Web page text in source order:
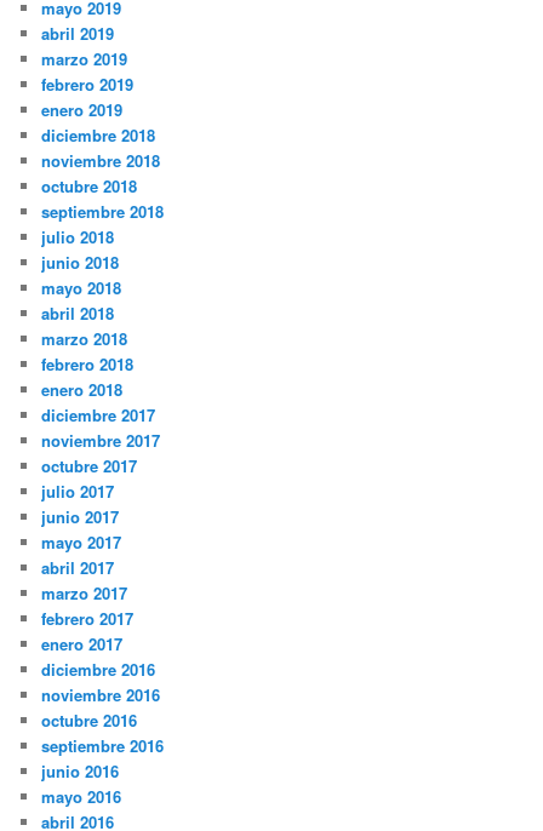
mayo 2019
abril 2019
marzo 2019
febrero 2019
enero 2019
diciembre 2018
noviembre 2018
octubre 2018
septiembre 2018
julio 2018
junio 2018
mayo 2018
abril 2018
marzo 2018
febrero 2018
enero 2018
diciembre 2017
noviembre 2017
octubre 2017
julio 2017
junio 2017
mayo 2017
abril 2017
marzo 2017
febrero 2017
enero 2017
diciembre 2016
noviembre 2016
octubre 2016
septiembre 2016
junio 2016
mayo 2016
abril 2016